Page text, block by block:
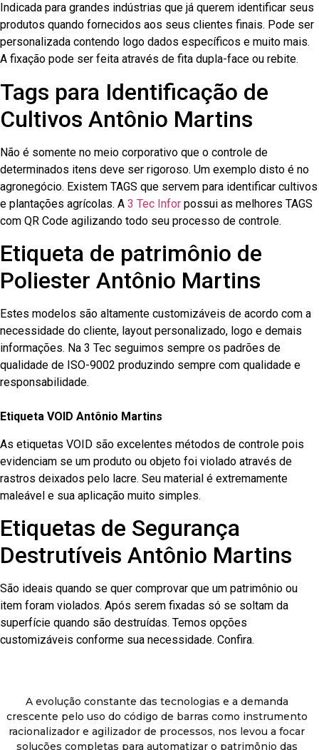
Indicada para grandes indústrias que já querem identificar seus
produtos quando fornecidos aos seus clientes finais. Pode ser
personalizada contendo logo dados específicos e muito mais.
A fixação pode ser feita através de fita dupla-face ou rebite.
Tags para Identificação de
Cultivos Antônio Martins
Não é somente no meio corporativo que o controle de
determinados itens deve ser rigoroso. Um exemplo disto é no
agronegócio. Existem TAGS que servem para identificar cultivos
e plantações agrícolas. A 3 Tec Infor possui as melhores TAGS
com QR Code agilizando todo seu processo de controle.
Etiqueta de patrimônio de
Poliester Antônio Martins
Estes modelos são altamente customizáveis de acordo com a
necessidade do cliente, layout personalizado, logo e demais
informações. Na 3 Tec seguimos sempre os padrões de
qualidade de ISO-9002 produzindo sempre com qualidade e
responsabilidade.
Etiqueta VOID Antônio Martins
As etiquetas VOID são excelentes métodos de controle pois
evidenciam se um produto ou objeto foi violado através de
rastros deixados pelo lacre. Seu material é extremamente
maleável e sua aplicação muito simples.
Etiquetas de Segurança
Destrutíveis Antônio Martins
São ideais quando se quer comprovar que um patrimônio ou
item foram violados. Após serem fixadas só se soltam da
superfície quando são destruídas. Temos opções
customizáveis conforme sua necessidade. Confira.
A evolução constante das tecnologias e a demanda
crescente pelo uso do código de barras como instrumento
racionalizador e agilizador de processos, nos levou a focar
soluções completas para automatizar o patrimônio das